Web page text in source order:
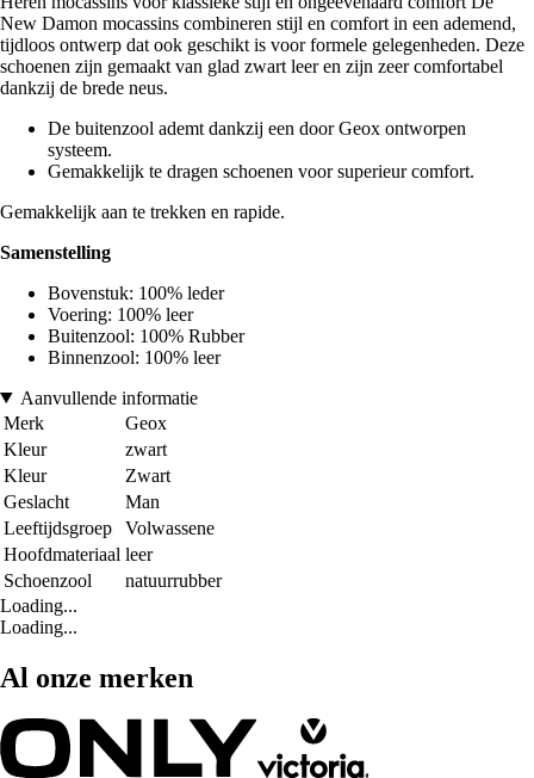
New Damon mocassins combineren stijl en comfort in een ademend,
tijdloos ontwerp dat ook geschikt is voor formele gelegenheden. Deze
schoenen zijn gemaakt van glad zwart leer en zijn zeer comfortabel
dankzij de brede neus.
De buitenzool ademt dankzij een door Geox ontworpen
systeem.
Gemakkelijk te dragen schoenen voor superieur comfort.
Gemakkelijk aan te trekken en rapide.
Samenstelling
Bovenstuk: 100% leder
Voering: 100% leer
Buitenzool: 100% Rubber
Binnenzool: 100% leer
Aanvullende informatie
Merk
Geox
Kleur
zwart
Kleur
Zwart
Geslacht
Man
Leeftijdsgroep
Volwassene
Hoofdmateriaal leer
Schoenzool
natuurrubber
Loading...
Loading...
Al onze merken